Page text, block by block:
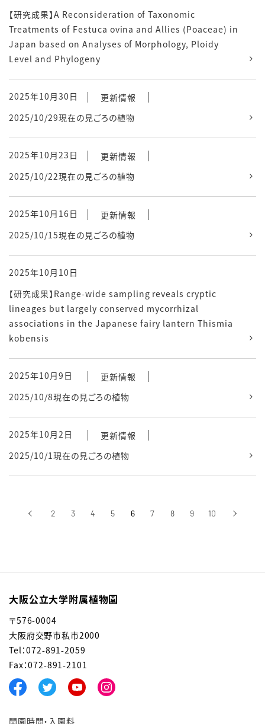
【研究成果】A Reconsideration of Taxonomic
Treatments of Festuca ovina and Allies (Poaceae) in
Japan based on Analyses of Morphology, Ploidy
Level and Phylogeny
2025年10月30日
更新情報
2025/10/29現在の見ごろの植物
2025年10月23日
更新情報
2025/10/22現在の見ごろの植物
2025年10月16日
更新情報
2025/10/15現在の見ごろの植物
2025年10月10日
【研究成果】Range-wide sampling reveals cryptic
lineages but largely conserved mycorrhizal
associations in the Japanese fairy lantern Thismia
kobensis
2025年10月9日
更新情報
2025/10/8現在の見ごろの植物
2025年10月2日
更新情報
2025/10/1現在の見ごろの植物
‹前へ 2 3 4 5 6 7 8 9 10 ›次へ
大阪公立大学附属植物園
〒576-0004
大阪府交野市私市2000
Tel：072-891-2059
Fax：072-891-2101
開園時間・入園料